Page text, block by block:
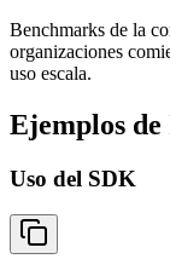
Benchmarks de la
organizaciones
uso escala.
Ejemplos
Uso del SDK